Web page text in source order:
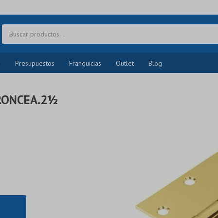
Presupuestos Franquicias Outlet Blog